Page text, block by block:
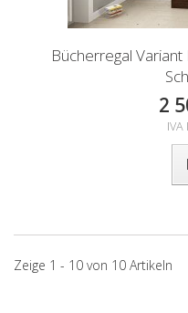
Bücherregal
2
IVA
Zeige 1 - 10 von 10 Artikeln